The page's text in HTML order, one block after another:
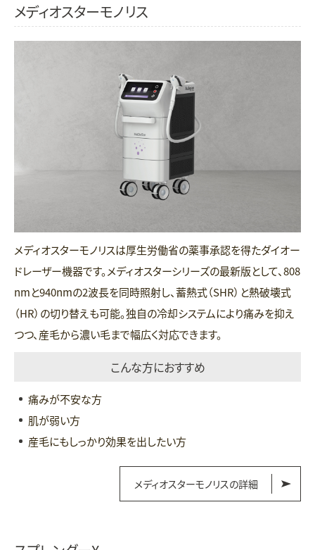
メディオスターモノリス
メディオスターモノリスは厚生労働省の薬事承認を得たダイオー
ドレーザー機器です。メディオスターシリーズの最新版として、808
nmと940nmの2波長を同時照射し、蓄熱式（SHR）と熱破壊式
（HR）の切り替えも可能。独自の冷却システムにより痛みを抑え
つつ、産毛から濃い毛まで幅広く対応できます。
こんな方におすすめ
痛みが不安な方
肌が弱い方
産毛にもしっかり効果を出したい方
メディオスターモノリスの詳細